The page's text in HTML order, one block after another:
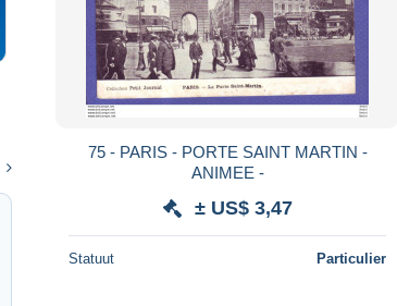
75 - PARIS - PORTE SAINT MARTIN -
ANIMEE -
± US$ 3,47
Statuut Particulier